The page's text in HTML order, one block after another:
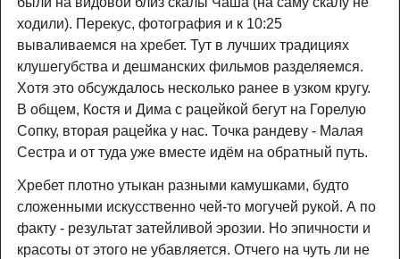
ходили). Перекус, фотография и к 10:25
вываливаемся на хребет. Тут в лучших традициях
клушегубства и дешманских фильмов разделяемся.
Хотя это обсуждалось несколько ранее в узком кругу.
В общем, Костя и Дима с рацейкой бегут на Горелую
Сопку, вторая рацейка у нас. Точка рандеву - Малая
Сестра и от туда уже вместе идём на обратный путь.
Хребет плотно утыкан разными камушками, будто
сложенными искусственно чей-то могучей рукой. А по
факту - результат затейливой эрозии. Но эпичности и
красоты от этого не убавляется. Отчего на чуть ли не